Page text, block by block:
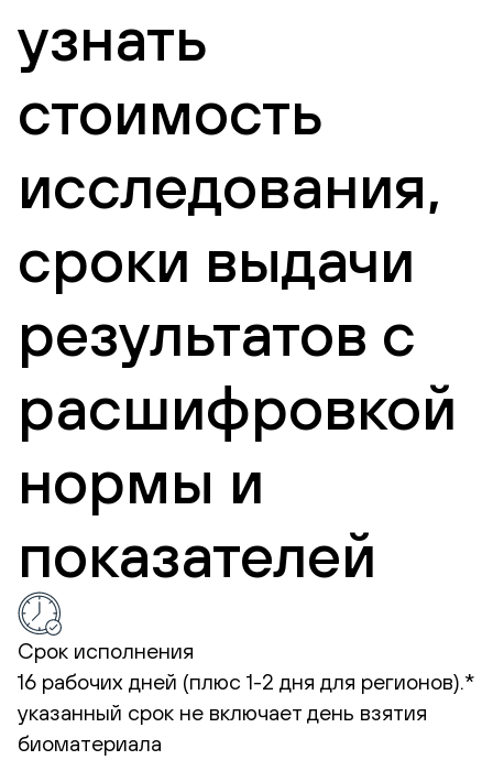
узнать
стоимость
исследования,
сроки выдачи
результатов с
расшифровкой
нормы и
показателей
Срок исполнения
16 рабочих дней (плюс 1-2 дня для регионов).*
указанный срок не включает день взятия
биоматериала